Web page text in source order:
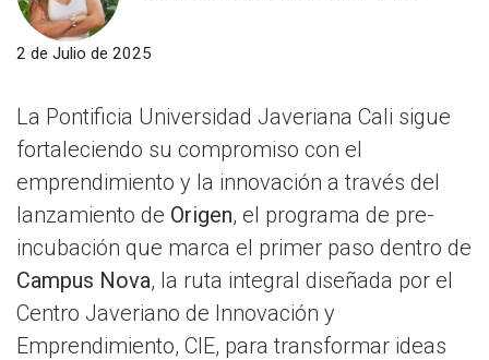
2 de Julio de 2025
La Pontificia Universidad Javeriana Cali sigue
fortaleciendo su compromiso con el
emprendimiento y la innovación a través del
lanzamiento de Origen, el programa de pre-
incubación que marca el primer paso dentro de
Campus Nova, la ruta integral diseñada por el
Centro Javeriano de Innovación y
Emprendimiento, CIE, para transformar ideas